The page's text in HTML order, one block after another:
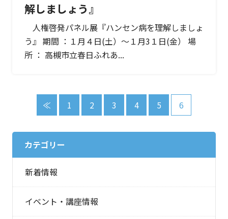
解しましょう』
人権啓発パネル展『ハンセン病を理解しましょ
う』 期間 ：１月４日(土）～１月3１日(金） 場
所 ： 高槻市立春日ふれあ...
≪ 1 2 3 4 5 6
カテゴリー
新着情報
イベント・講座情報